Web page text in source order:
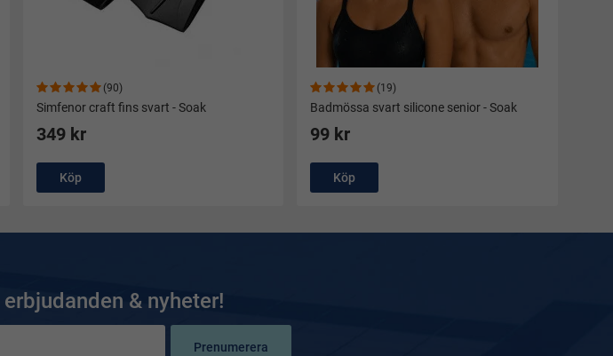
(90)
Simfenor craft fins svart - Soak
349 kr
Köp
(19)
Badmössa svart silicone senior - Soak
99 kr
Köp
& nyheter!
Prenumerera